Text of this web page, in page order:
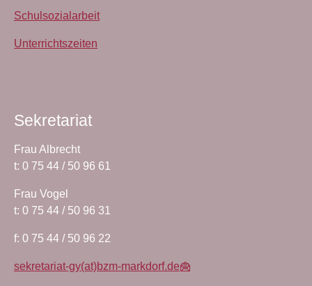
Schulsozialarbeit
Unterrichtszeiten
Sekretariat
Frau Albrecht
t: 0 75 44 / 50 96 61
Frau Vogel
t: 0 75 44 / 50 96 31
f: 0 75 44 / 50 96 22
sekretariat-gy(at)bzm-markdorf.de